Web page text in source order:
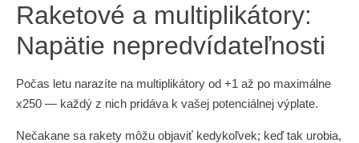
Raketové a multiplikátory:
Napätie nepredvídateľnosti
Počas letu narazíte na multiplikátory od +1 až po maximálne
x250 — každý z nich pridáva k vašej potenciálnej výplate.
Nečakane sa rakety môžu objaviť kedykoľvek; keď tak urobia,